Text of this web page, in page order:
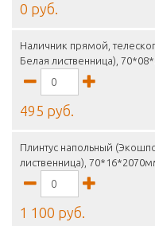
0 руб.
Наличник прямой,
Белая лиственница),
495 руб.
Плинтус напольный
лиственница),
1 100 руб.